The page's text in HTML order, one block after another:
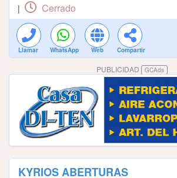
| Cerrado
Llamar WhatsApp Web Compartir
PUBLICIDAD GCAds
KYRIOS ABERTURAS